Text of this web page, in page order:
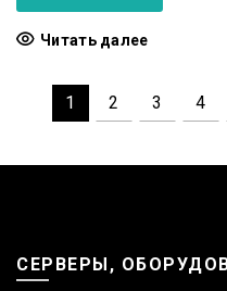
Читать далее
1 2 3 4
СЕРВЕРЫ,